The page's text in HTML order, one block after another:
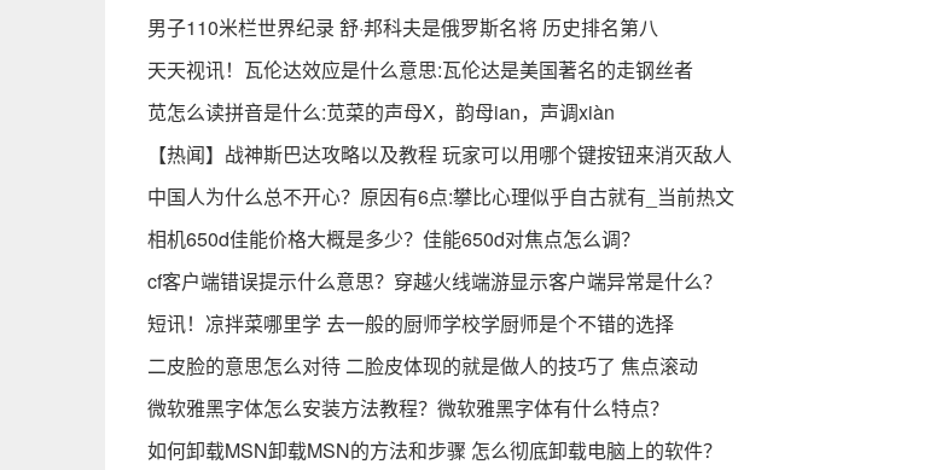
男子110米栏世界纪录 舒·邦科夫是俄罗斯名将 历史排名第八
天天视讯！瓦伦达效应是什么意思:瓦伦达是美国著名的走钢丝者
苋怎么读拼音是什么:苋菜的声母X，韵母ian，声调xiàn
【热闻】战神斯巴达攻略以及教程 玩家可以用哪个键按钮来消灭敌人
中国人为什么总不开心？原因有6点:攀比心理似乎自古就有_当前热文
相机650d佳能价格大概是多少？佳能650d对焦点怎么调？
cf客户端错误提示什么意思？穿越火线端游显示客户端异常是什么？
短讯！凉拌菜哪里学 去一般的厨师学校学厨师是个不错的选择
二皮脸的意思怎么对待 二脸皮体现的就是做人的技巧了 焦点滚动
微软雅黑字体怎么安装方法教程？微软雅黑字体有什么特点？
如何卸载MSN卸载MSN的方法和步骤 怎么彻底卸载电脑上的软件？